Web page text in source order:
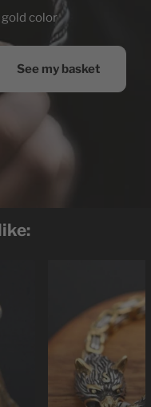
color
See my basket